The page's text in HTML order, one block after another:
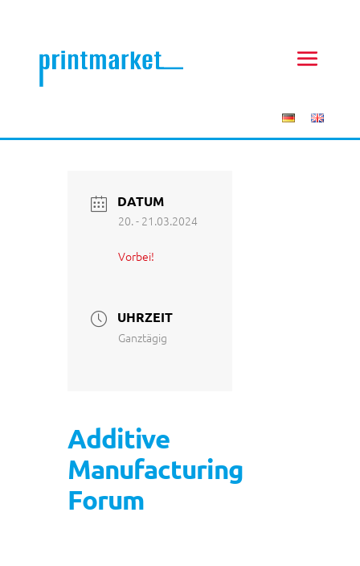
DATUM
20. - 21.03.2024
Vorbei!
UHRZEIT
Ganztägig
Additive
Manufacturing
Forum